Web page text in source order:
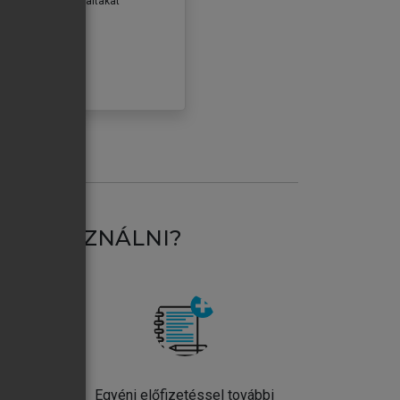
HASZNÁLNI?
Egyéni előfizetéssel további